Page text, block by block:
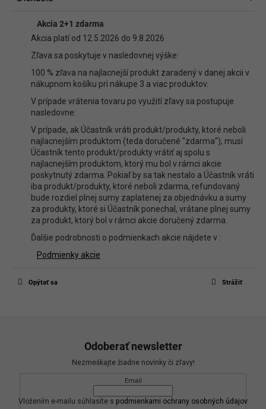
Akcia 2+1 zdarma
Akcia platí od 12.5.2026 do 9.8.2026
Zľava sa poskytuje v nasledovnej výške:
100 % zľava na najlacnejší produkt zaradený v danej akcii v
nákupnom košíku pri nákupe 3 a viac produktov.
V prípade vrátenia tovaru po využití zľavy sa postupuje
nasledovne:
V prípade, ak Účastník vráti produkt/produkty, ktoré neboli
najlacnejším produktom (teda doručené "zdarma"), musí
Účastník tento produkt/produkty vrátiť aj spolu s
najlacnejším produktom, ktorý mu bol v rámci akcie
poskytnutý zdarma. Pokiaľ by sa tak nestalo a Účastník vráti
iba produkt/produkty, ktoré neboli zdarma, refundovaný
bude rozdiel plnej sumy zaplatenej za objednávku a sumy
za produkty, ktoré si Účastník ponechal, vrátane plnej sumy
za produkt, ktorý bol v rámci akcie doručený zdarma.
Ďalšie podrobnosti o podmienkach akcie nájdete v :
Podmienky akcie
Opýtať sa Strážiť
Diskusia
Buďte prvý, kto napíše príspevok k tejto položke.
Len registrovaní používatelia môžu pridávať príspevky. Prosím
alebo sazaregistrujte.
Odoberať newsletter
Nezmeškajte žiadne novinky či zľavy!
Email
Vložením e-mailu súhlasíte s podmienkami ochrany osobných údajov